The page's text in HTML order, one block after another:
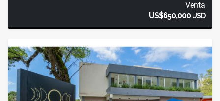
Venta
US$650,000USD